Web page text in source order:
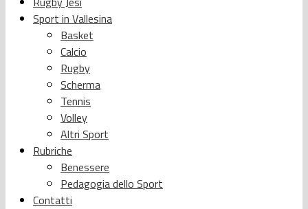
Sport in Vallesina
Basket
Calcio
Rugby
Scherma
Tennis
Volley
Altri Sport
Rubriche
Benessere
Pedagogia dello Sport
Contatti